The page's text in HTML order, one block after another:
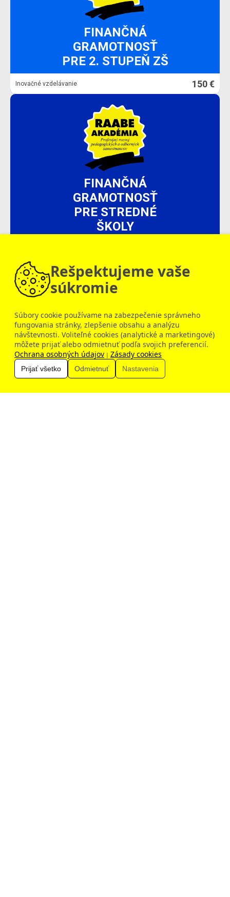
FINANČNÁ
GRAMOTNOSŤ
PRE 2. STUPEŇ ZŠ
Inovačné vzdelávanie 150 €
FINANČNÁ
GRAMOTNOSŤ
PRE STREDNÉ
ŠKOLY
Dobrý deň, ako vám môžem pomôcť?
Rešpektujeme vaše
súkromie
Súbory cookie používame na zabezpečenie správneho
fungovania stránky, zlepšenie obsahu a analýzu
návštevnosti. Voliteľné cookies (analytické a marketingové)
môžete prijať alebo odmietnuť podľa svojich preferencií.
Ochrana osobných údajov | Zásady cookies
Prijať všetko Odmietnuť Nastavenia